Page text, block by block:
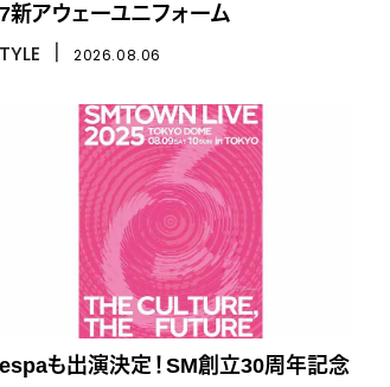
新アウェーユニフォーム
2026.08.06
も出演決定！SM創立30周年記念